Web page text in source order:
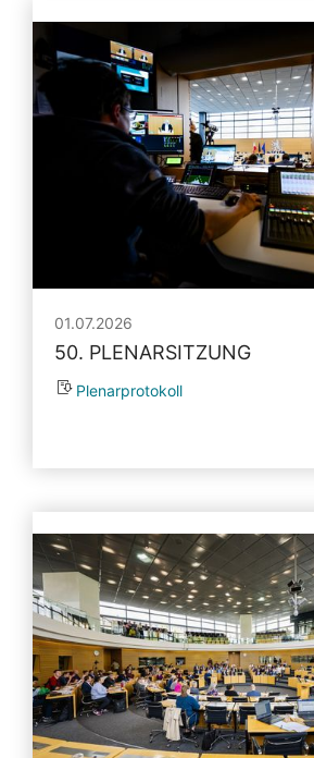
01.07.2026
50. PLENARSITZUNG
Plenarprotokoll